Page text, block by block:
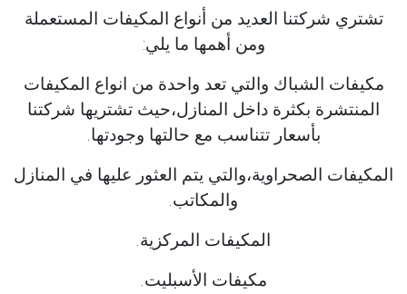
تشتري شركتنا العديد من أنواع المكيفات المستعملة
ومن أهمها ما يلي:
مكيفات الشباك والتي تعد واحدة من انواع المكيفات
المنتشرة بكثرة داخل المنازل،حيث تشتريها شركتنا
بأسعار تتناسب مع حالتها وجودتها.
المكيفات الصحراوية،والتي يتم العثور عليها في المنازل
والمكاتب.
المكيفات المركزية.
مكيفات الأسبليت.